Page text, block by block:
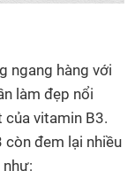
ngang hàng với
làm đẹp nổi
vitamin B3.
còn đem lại nhiều